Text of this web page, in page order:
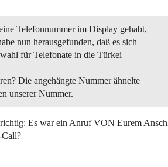
Telefonnummer im Display gehabt,
nun herausgefunden, daß es sich
für Telefonate in die Türkei
Die angehängte Nummer ähnelte
unserer Nummer.
Es war ein Anruf VON Eurem